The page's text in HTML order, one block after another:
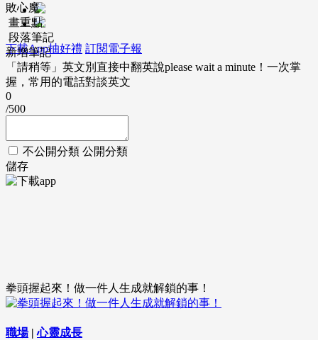
下載App抽好禮 訂閱電子報
敗心魔
畫重點
段落筆記
新增筆記
「請稍等」英文別直接中翻英說please wait a minute！一次掌
握，常用的電話對談英文
0
/500
不公開分類 公開分類
儲存
拳頭握起來！做一件人生成就解鎖的事！
職場|心靈成長